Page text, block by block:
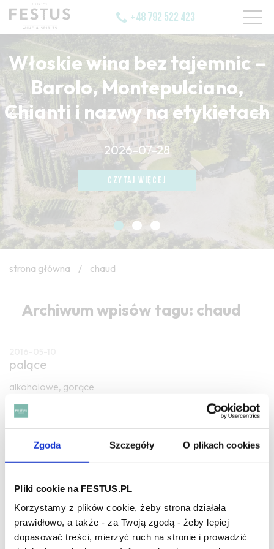
Zgoda Szczegóły O plikach cookies
Pliki cookie na FESTUS.PL
Korzystamy z plików cookie, żeby strona działała
prawidłowo, a także - za Twoją zgodą - żeby lepiej
dopasować treści, mierzyć ruch na stronie i prowadzić
+48 792 522 423
Włoskie wina bez tajemnic –
Barolo, Montepulciano,
Chianti i nazwy na etykietach
2026-07-28
CZYTAJ WIĘCEJ
CZYTAJ WIĘCEJ
CZYTAJ WIĘCEJ
strona główna / chaud
Archiwum wpisów tagu: chaud
palące
alkoholowe, gorące
ogniste
gorące, agresywne, przykre, głównie za sprawą dużej
zawartości alkoholu, w części także tanin i kwasów;
serdeczne
CZYTAJ WIĘCEJ